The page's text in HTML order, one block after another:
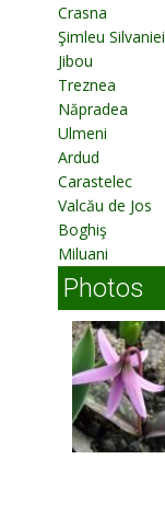
Crasna
Şimleu Silvaniei
Jibou
Treznea
Năpradea
Ulmeni
Ardud
Carastelec
Valcău de Jos
Boghiş
Miluani
Photos